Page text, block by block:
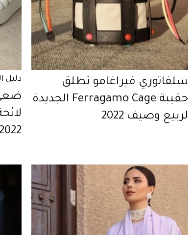
سلفاتوري فيراغامو تطلق
حقيبة Ferragamo Cage الجديدة
لربيع وصيف 2022
دليل
2022 وتسوّقي موديل منها